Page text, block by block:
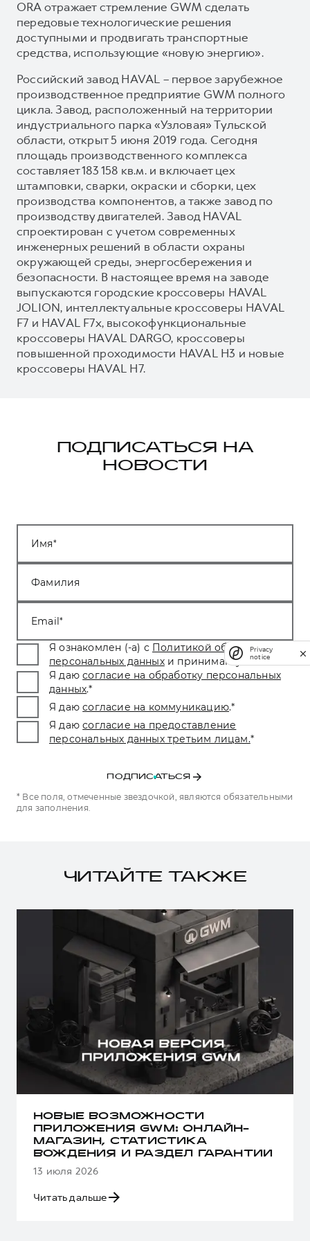
ORA отражает стремление GWM сделать
передовые технологические решения
доступными и продвигать транспортные
средства, использующие «новую энергию».
Российский завод HAVAL – первое зарубежное
производственное предприятие GWM полного
цикла. Завод, расположенный на территории
индустриального парка «Узловая» Тульской
области, открыт 5 июня 2019 года. Сегодня
площадь производственного комплекса
составляет 183 158 кв.м. и включает цех
штамповки, сварки, окраски и сборки, цех
производства компонентов, а также завод по
производству двигателей. Завод HAVAL
спроектирован с учетом современных
инженерных решений в области охраны
окружающей среды, энергосбережения и
безопасности. В настоящее время на заводе
выпускаются городские кроссоверы HAVAL
JOLION, интеллектуальные кроссоверы HAVAL
F7 и HAVAL F7x, высокофункциональные
кроссоверы HAVAL DARGO, кроссоверы
повышенной проходимости HAVAL H3 и новые
кроссоверы HAVAL H7.
ПОДПИСАТЬСЯ НА
НОВОСТИ
Имя
Фамилия
Email
Я ознакомлен (-а) с Политикой обработки
персональных данных и принимаю условия.
Я даю согласие на обработку персональных
данных.*
Я даю согласие на коммуникацию.*
Я даю согласие на предоставление
персональных данных третьим лицам.*
ПОДПИСАТЬСЯ
* Все поля, отмеченные звездочкой, являются обязательными
для заполнения.
ЧИТАЙТЕ ТАКЖЕ
НОВЫЕ ВОЗМОЖНОСТИ
ПРИЛОЖЕНИЯ GWM: ОНЛАЙН-
МАГАЗИН, СТАТИСТИКА
ВОЖДЕНИЯ И РАЗДЕЛ ГАРАНТИИ
13 июля 2026
Читать дальше
Privacy
notice